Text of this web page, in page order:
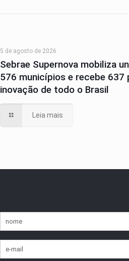
5 de agosto de 2026
Sebrae Supernova mobiliza
576 municípios e recebe 637
inovação de todo o Brasil
Leia mais